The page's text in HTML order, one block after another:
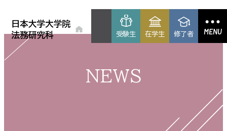
受験生 在学生 修了者 MENU
NEWS